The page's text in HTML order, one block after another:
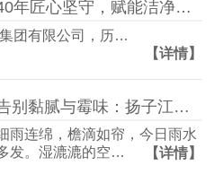
40年匠心坚守，赋能洁净空气未来
团有限公司，历…
【详情】
告别黏腻与霉味：扬子江空调的梅雨季舒适生活指南
雨连绵，檐滴如帘，今日雨水
发。湿漉漉的空…
【详情】